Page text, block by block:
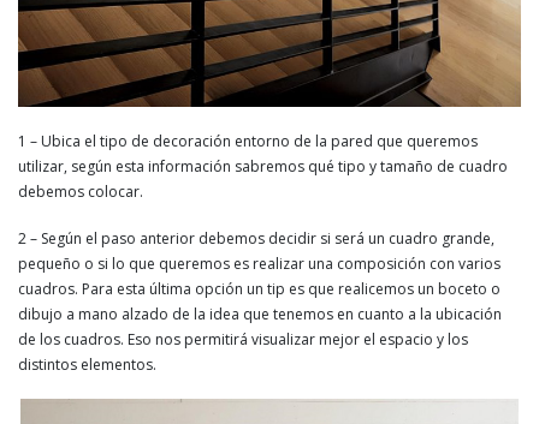
1 – Ubica el tipo de decoración entorno de la pared que queremos
utilizar, según esta información sabremos qué tipo y tamaño de cuadro
debemos colocar.
2 – Según el paso anterior debemos decidir si será un cuadro grande,
pequeño o si lo que queremos es realizar una composición con varios
cuadros. Para esta última opción un tip es que realicemos un boceto o
dibujo a mano alzado de la idea que tenemos en cuanto a la ubicación
de los cuadros. Eso nos permitirá visualizar mejor el espacio y los
distintos elementos.